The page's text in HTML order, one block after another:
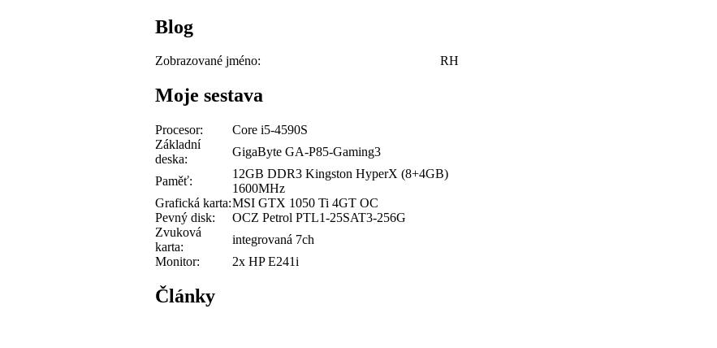
Blog
Zobrazované jméno: RH
Moje sestava
Procesor:
Core i5-4590S
Základní
deska:
GigaByte GA-P85-Gaming3
Paměť:
12GB DDR3 Kingston HyperX (8+4GB)
1600MHz
Grafická karta:MSI GTX 1050 Ti 4GT OC
Pevný disk:
OCZ Petrol PTL1-25SAT3-256G
Zvuková
karta:
integrovaná 7ch
Monitor:
2x HP E241i
Články